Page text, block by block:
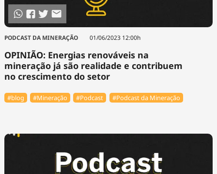
PODCAST DA MINERAÇÃO 01/06/2023 12:00h
OPINIÃO: Energias renováveis na
mineração já são realidade e contribuem
no crescimento do setor
#blog #Mineração #Podcast #Podcast da Mineração